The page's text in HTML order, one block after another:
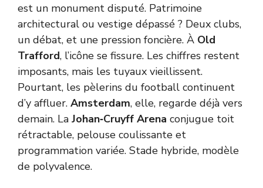
est un monument disputé. Patrimoine
architectural ou vestige dépassé ? Deux clubs,
un débat, et une pression foncière. À Old
Trafford, l’icône se fissure. Les chiffres restent
imposants, mais les tuyaux vieillissent.
Pourtant, les pèlerins du football continuent
d’y affluer. Amsterdam, elle, regarde déjà vers
demain. La Johan‑Cruyff Arena conjugue toit
rétractable, pelouse coulissante et
programmation variée. Stade hybride, modèle
de polyvalence.